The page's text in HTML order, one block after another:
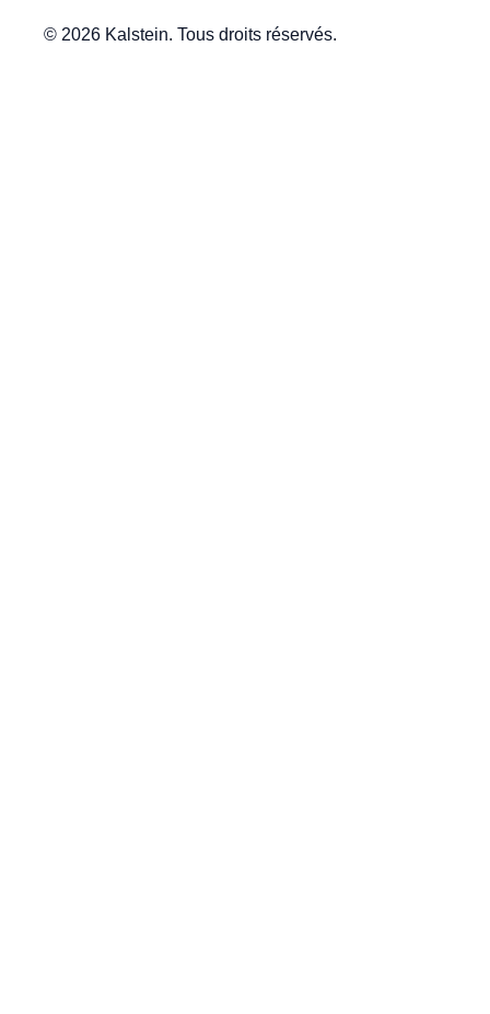
© 2026 Kalstein. Tous droits réservés.